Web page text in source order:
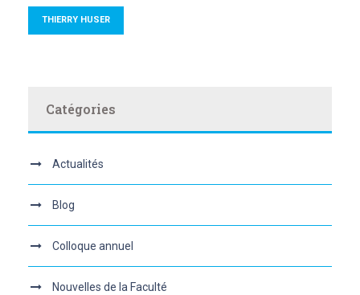
THIERRY HUSER
Catégories
Actualités
Blog
Colloque annuel
Nouvelles de la Faculté